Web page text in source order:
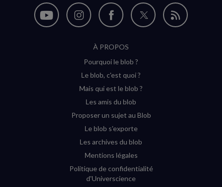
Nous
Nous
Instagram
(nouvelle
Nous
sur
Facebook
(nouvelle
Nous
Flux
À PROPOS
Pourquoi le blob ?
Le blob, c'est quoi ?
Mais qui est le blob ?
Les amis du blob
Proposer un sujet au Blob
Le blob s'exporte
Les archives du blob
Mentions légales
Politique de confidentialité
d'Universcience